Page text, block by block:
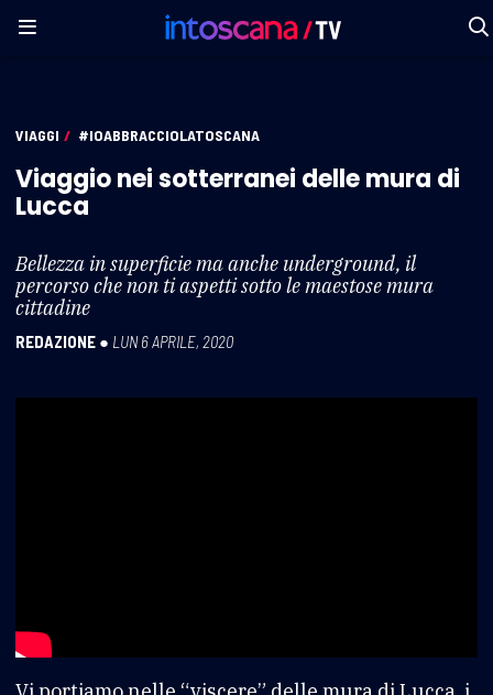
VIAGGI / #IOABBRACCIOLATOSCANA
Viaggio nei sotterranei delle mura di
Lucca
Bellezza in superficie ma anche underground, il
percorso che non ti aspetti sotto le maestose mura
cittadine
REDAZIONE ● LUN 6 APRILE, 2020